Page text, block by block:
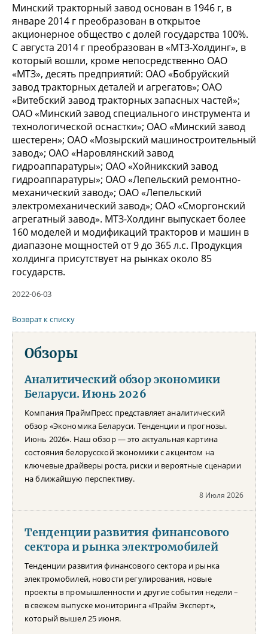
Минский тракторный завод основан в 1946 г, в
январе 2014 г преобразован в открытое
акционерное общество с долей государства 100%.
С августа 2014 г преобразован в «МТЗ-Холдинг», в
который вошли, кроме непосредственно ОАО
«МТЗ», десять предприятий: ОАО «Бобруйский
завод тракторных деталей и агрегатов»; ОАО
«Витебский завод тракторных запасных частей»;
ОАО «Минский завод специального инструмента и
технологической оснастки»; ОАО «Минский завод
шестерен»; ОАО «Мозырский машиностроительный
завод»; ОАО «Наровлянский завод
гидроаппаратуры»; ОАО «Хойникский завод
гидроаппаратуры»; ОАО «Лепельский ремонтно-
механический завод»; ОАО «Лепельский
электромеханический завод»; ОАО «Сморгонский
агрегатный завод». МТЗ-Холдинг выпускает более
160 моделей и модификаций тракторов и машин в
диапазоне мощностей от 9 до 365 л.с. Продукция
холдинга присутствует на рынках около 85
государств.
2022-06-03
Возврат к списку
Обзоры
Аналитический обзор экономики
Беларуси. Июнь 2026
Компания ПраймПресс представляет аналитический
обзор «Экономика Беларуси. Тенденции и прогнозы.
Июнь 2026». Наш обзор — это актуальная картина
состояния белорусской экономики с акцентом на
ключевые драйверы роста, риски и вероятные сценарии
на ближайшую перспективу.
8 Июля 2026
Тенденции развития финансового
сектора и рынка электромобилей
Тенденции развития финансового сектора и рынка
электромобилей, новости регулирования, новые
проекты в промышленности и другие события недели –
в свежем выпуске мониторинга «Прайм Эксперт»,
который вышел 25 июня.